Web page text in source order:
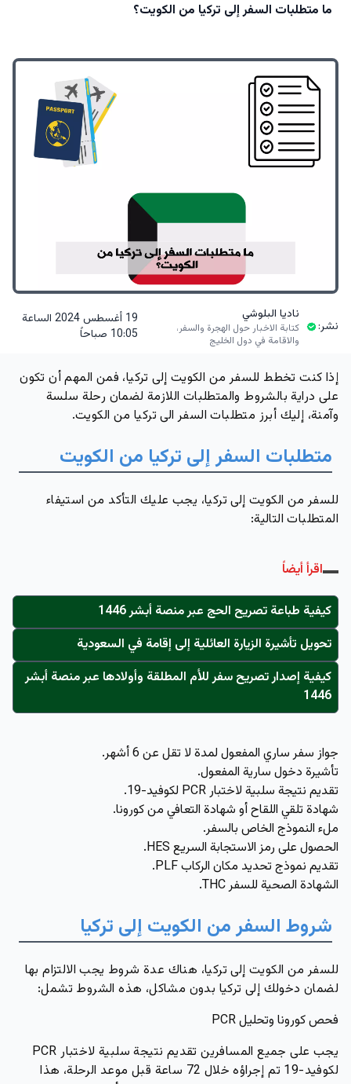
ما متطلبات السفر إلى تركيا من الكويت؟
نشر:
ناديا البلوشي
كتابة الاخبار حول الهجرة والسفر،
والاقامة في دول الخليج
19 أغسطس 2024 الساعة
10:05 صباحاً
إذا كنت تخطط للسفر من الكويت إلى تركيا، فمن المهم أن تكون
على دراية بالشروط والمتطلبات اللازمة لضمان رحلة سلسة
وآمنة، إليك أبرز متطلبات السفر الى تركيا من الكويت.
متطلبات السفر إلى تركيا من الكويت
للسفر من الكويت إلى تركيا، يجب عليك التأكد من استيفاء
المتطلبات التالية:
اقرأ أيضاً
كيفية طباعة تصريح الحج عبر منصة أبشر 1446
تحويل تأشيرة الزيارة العائلية إلى إقامة في السعودية
كيفية إصدار تصريح سفر للأم المطلقة وأولادها عبر منصة أبشر
1446
جواز سفر ساري المفعول لمدة لا تقل عن 6 أشهر.
تأشيرة دخول سارية المفعول.
تقديم نتيجة سلبية لاختبار PCR لكوفيد-19.
شهادة تلقي اللقاح أو شهادة التعافي من كورونا.
ملء النموذج الخاص بالسفر.
الحصول على رمز الاستجابة السريع HES.
تقديم نموذج تحديد مكان الركاب PLF.
الشهادة الصحية للسفر THC.
شروط السفر من الكويت إلى تركيا
للسفر من الكويت إلى تركيا، هناك عدة شروط يجب الالتزام بها
لضمان دخولك إلى تركيا بدون مشاكل، هذه الشروط تشمل:
فحص كورونا وتحليل PCR
يجب على جميع المسافرين تقديم نتيجة سلبية لاختبار PCR
لكوفيد-19 تم إجراؤه خلال 72 ساعة قبل موعد الرحلة، هذا